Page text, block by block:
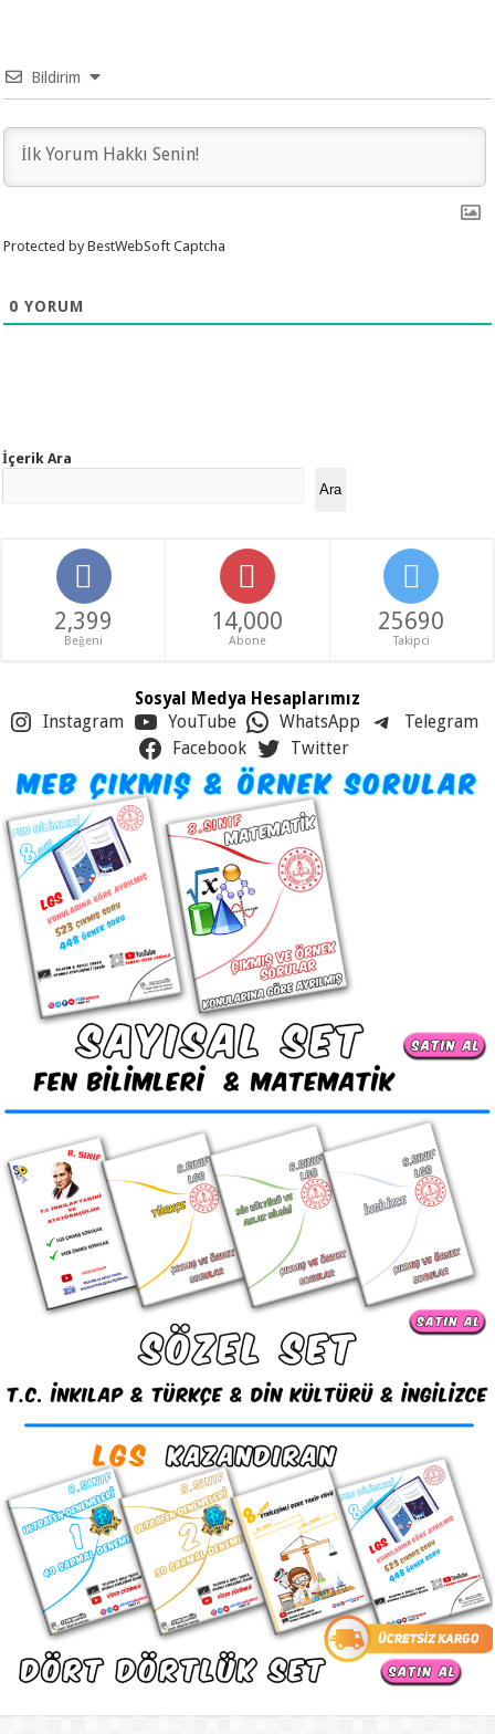
Bildirim
Protected by BestWebSoft Captcha
0 YORUM
İçerik Ara
Ara
2,399
Beğeni
14,000
Abone
25690
Takipci
Sosyal Medya Hesaplarımız
Instagram YouTube WhatsApp
Telegram
Facebook
Twitter